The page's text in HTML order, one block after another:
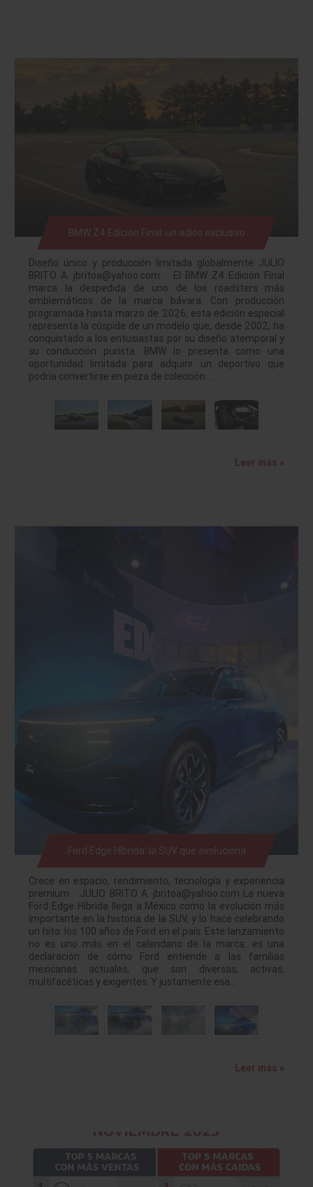
BMW Z4 Edición Final: un adiós exclusivo
Diseño único y producción limitada globalmente JULIO
BRITO A. jbritoa@yahoo.com El BMW Z4 Edición Final
marca la despedida de uno de los roadsters más
emblemáticos de la marca bávara. Con producción
programada hasta marzo de 2026, esta edición especial
representa la cúspide de un modelo que, desde 2002, ha
conquistado a los entusiastas por su diseño atemporal y
su conducción purista. BMW lo presenta como una
oportunidad limitada para adquirir un deportivo que
podría convertirse en pieza de colección.…
Leer más »
Ford Edge Híbrida: la SUV que evoluciona
Crece en espacio, rendimiento, tecnología y experiencia
premium JULIO BRITO A. jbritoa@yahoo.com La nueva
Ford Edge Híbrida llega a México como la evolución más
importante en la historia de la SUV, y lo hace celebrando
un hito: los 100 años de Ford en el país. Este lanzamiento
no es uno más en el calendario de la marca: es una
declaración de cómo Ford entiende a las familias
mexicanas actuales, que son diversas, activas,
multifacéticas y exigentes. Y justamente esa…
Leer más »